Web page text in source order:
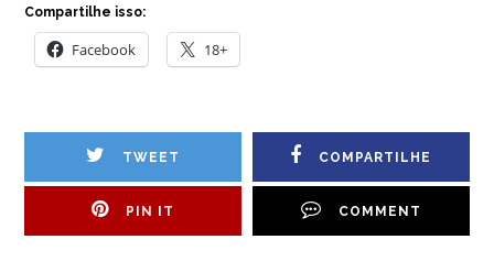
Compartilhe isso:
Facebook 18+
TWEET COMPARTILHE
PIN IT COMMENT